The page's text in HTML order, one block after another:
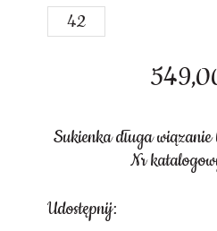
42
Sukienka długa
Nr
Udostępnij: